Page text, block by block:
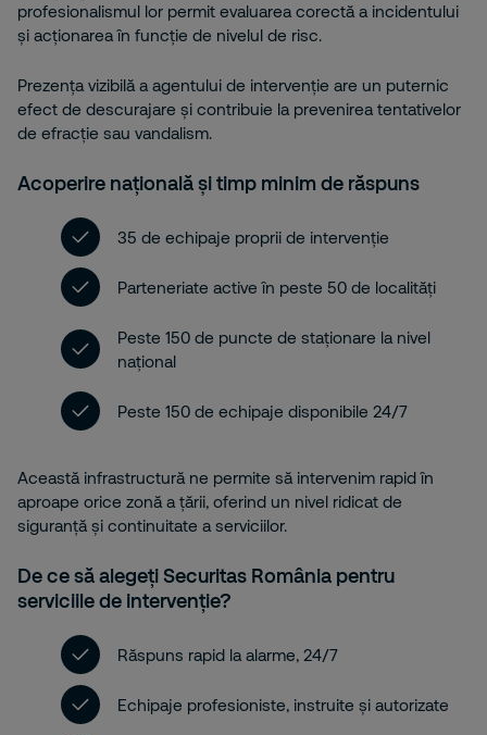
profesionalismul lor permit evaluarea corectă a incidentului
și acționarea în funcție de nivelul de risc.
Prezența vizibilă a agentului de intervenție are un puternic
efect de descurajare și contribuie la prevenirea tentativelor
de efracție sau vandalism.
Acoperire națională și timp minim de răspuns
35 de echipaje proprii de intervenție
Parteneriate active în peste 50 de localități
Peste 150 de puncte de staționare la nivel
național
Peste 150 de echipaje disponibile 24/7
Această infrastructură ne permite să intervenim rapid în
aproape orice zonă a țării, oferind un nivel ridicat de
siguranță și continuitate a serviciilor.
De ce să alegeți Securitas România pentru
serviciile de intervenție?
Răspuns rapid la alarme, 24/7
Echipaje profesioniste, instruite și autorizate